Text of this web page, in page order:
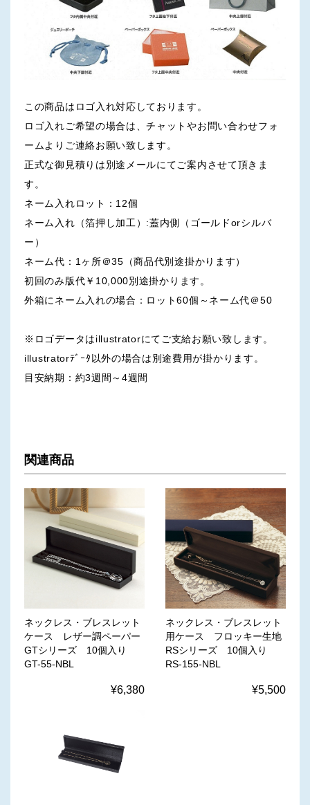
この商品はロゴ入れ対応しております。
ロゴ入れご希望の場合は、チャットやお問い合わせフォ
ームよりご連絡お願い致します。
正式な御見積りは別途メールにてご案内させて頂きま
す。
ネーム入れロット：12個
ネーム入れ（箔押し加工）:蓋内側（ゴールドorシルバ
ー）
ネーム代：1ヶ所＠35（商品代別途掛かります）
初回のみ版代￥10,000別途掛かります。
外箱にネーム入れの場合：ロット60個～ネーム代＠50
※ロゴデータはillustratorにてご支給お願い致します。
illustratorﾃﾞｰﾀ以外の場合は別途費用が掛かります。
目安納期：約3週間～4週間
関連商品
ネックレス・ブレスレット
ケース レザー調ペーパー
GTシリーズ 10個入り
GT-55-NBL
¥6,380
ネックレス・ブレスレット
用ケース フロッキー生地
RSシリーズ 10個入り
RS-155-NBL
¥5,500